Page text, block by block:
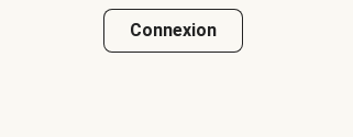
Connexion